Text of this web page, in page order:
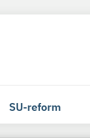
SU-reform